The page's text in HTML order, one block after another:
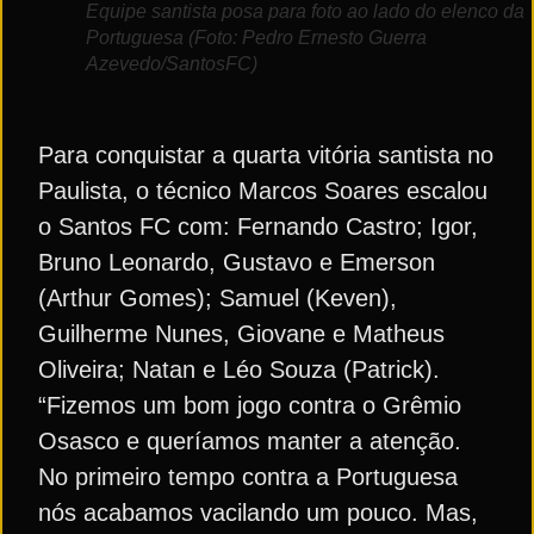
Equipe santista posa para foto ao lado do elenco da
Portuguesa (Foto: Pedro Ernesto Guerra
Azevedo/SantosFC)
Para conquistar a quarta vitória santista no
Paulista, o técnico Marcos Soares escalou
o Santos FC com: Fernando Castro; Igor,
Bruno Leonardo, Gustavo e Emerson
(Arthur Gomes); Samuel (Keven),
Guilherme Nunes, Giovane e Matheus
Oliveira; Natan e Léo Souza (Patrick).
“Fizemos um bom jogo contra o Grêmio
Osasco e queríamos manter a atenção.
No primeiro tempo contra a Portuguesa
nós acabamos vacilando um pouco. Mas,